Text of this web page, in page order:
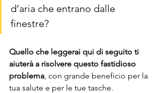
d’aria che entrano dalle
finestre?
Quello che leggerai qui di seguito ti
aiuterà a risolvere questo fastidioso
problema , con grande beneficio per la
tua salute e per le tue tasche.